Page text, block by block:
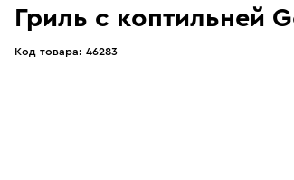
Гриль с коптильней
Код товара: 46283